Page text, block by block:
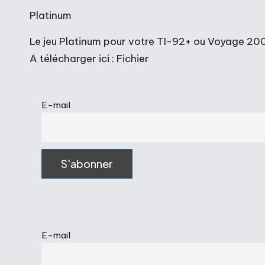
Platinum
Le jeu Platinum pour votre TI-92+ ou Voyage
A télécharger ici : Fichier
E-mail
E-mail